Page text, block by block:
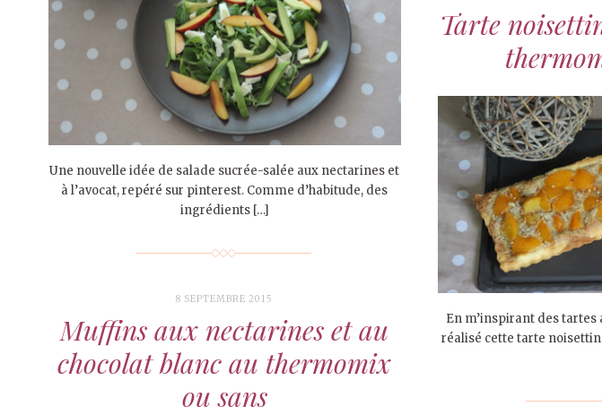
Une nouvelle idée de salade sucrée-salée aux nectarines et
à l’avocat, repéré sur pinterest. Comme d’habitude, des
ingrédients […]
Tarte
En m’inspirant des tartes
réalisé cette tarte
8 SEPTEMBRE 2015
Muffins aux nectarines et au
chocolat blanc au thermomix
ou sans